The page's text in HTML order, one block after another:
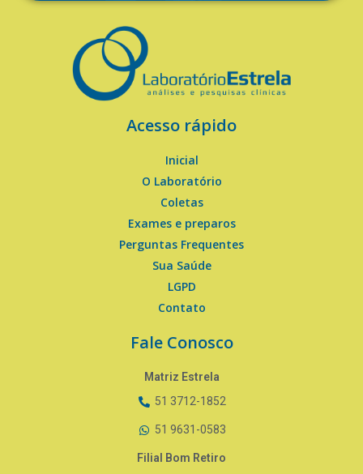
Acesso rápido
Inicial
O Laboratório
Coletas
Exames e preparos
Perguntas Frequentes
Sua Saúde
LGPD
Contato
Fale Conosco
Matriz Estrela
51 3712-1852
51 9631-0583
Filial Bom Retiro